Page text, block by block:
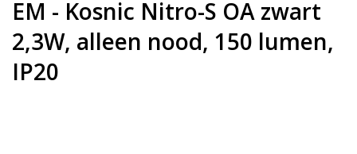
EM - Kosnic Nitro-S OA zwart
2,3W, alleen nood, 150 lumen,
IP20